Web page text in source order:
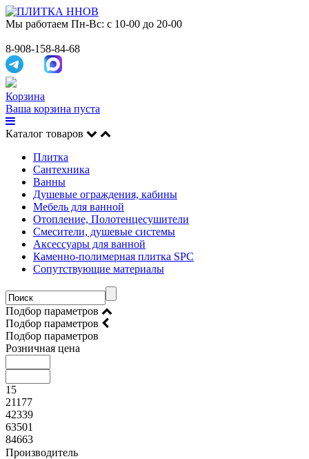
Мы работаем Пн-Вс: с 10-00 до 20-00
8-908-158-84-68
Корзина
Ваша корзина пуста
Каталог товаров
Плитка
Сантехника
Ванны
Душевые ограждения, кабины
Мебель для ванной
Отопление, Полотенцесушители
Смесители, душевые системы
Аксессуары для ванной
Каменно-полимерная плитка SPC
Сопутствующие материалы
Подбор параметров
Подбор параметров
Подбор параметров
Розничная цена
15
21177
42339
63501
84663
Производитель